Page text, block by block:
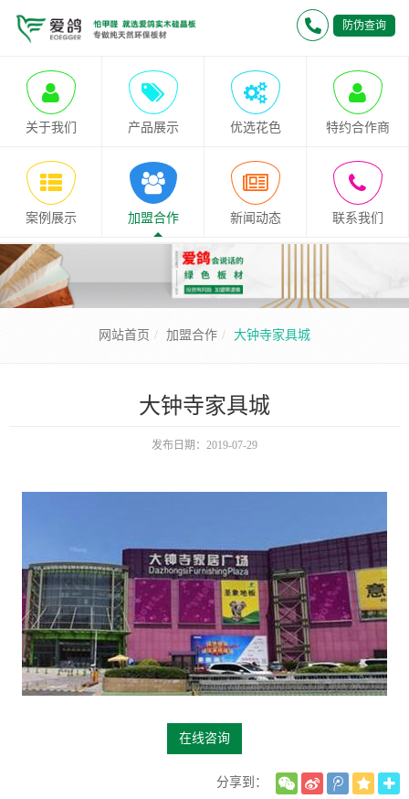
防伪查询
关于我们 产品展示 优选花色 特约合作商
案例展示 加盟合作 新闻动态 联系我们
网站首页 加盟合作 大钟寺家具城
大钟寺家具城
发布日期：2019-07-29
在线咨询
分享到：